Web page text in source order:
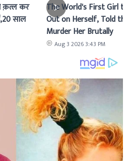
क़त्ल कर
साल
The World's First Girl
Out on Herself, Told
Murder Her Brutally
Aug 3 2026 3:43 PM